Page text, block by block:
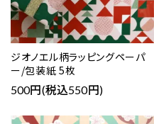
ジオノエル柄ラッピングペーパ
ー/包装紙 5枚
500円(税込550円)